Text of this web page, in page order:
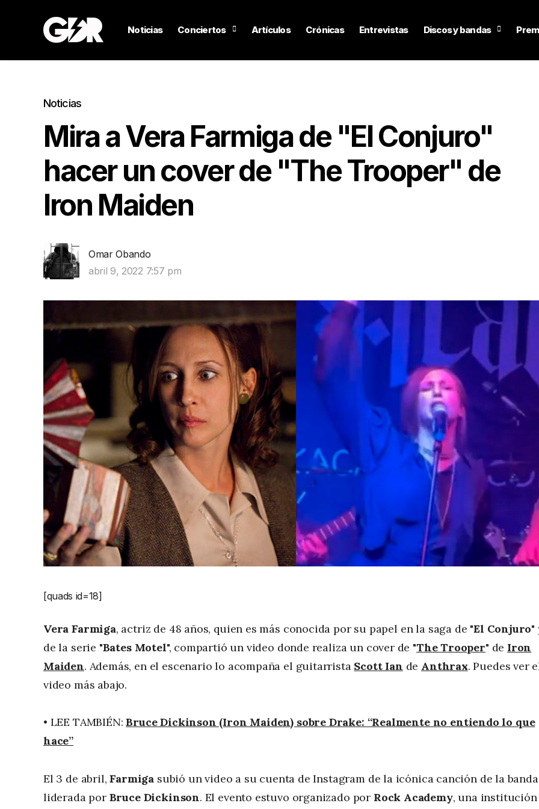
Noticias Conciertos Artículos Crónicas Entrevistas Discos y bandas
Noticias
Mira a Vera Farmiga de "El Conjuro"
hacer un cover de "The Trooper" de
Iron Maiden
Omar Obando
abril 9, 2022 7:57 pm
[quads id=18]
Vera Farmiga, actriz de 48 años, quien es más conocida por su papel en la saga de "El Conjuro"
de la serie "Bates Motel", compartió un video donde realiza un cover de "The Trooper" de Iron
Maiden. Además, en el escenario lo acompaña el guitarrista Scott Ian de Anthrax. Puedes ver
video más abajo.
• LEE TAMBIÉN:Bruce Dickinson (Iron Maiden) sobre Drake: “Realmente no entiendo lo que
hace”
El 3 de abril,Farmiga subió un video a su cuenta de Instagram de la icónica canción de la banda
liderada por Bruce Dickinson. El evento estuvo organizado por Rock Academy, una institución